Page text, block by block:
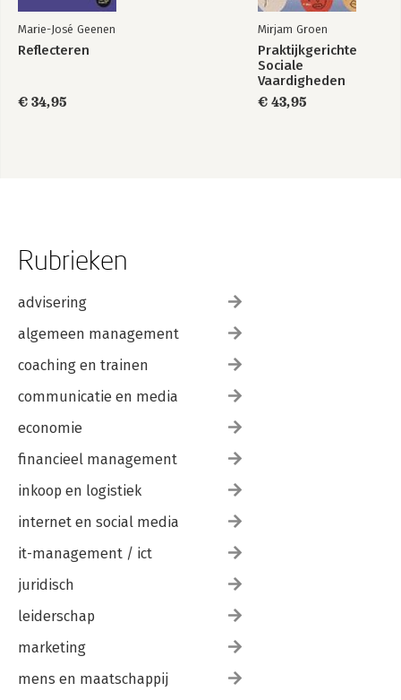
Marie-José Geenen
Reflecteren
€ 34,95
Mirjam Groen
Praktijkgerichte
Sociale
Vaardigheden
€ 43,95
Rubrieken
advisering
algemeen management
coaching en trainen
communicatie en media
economie
financieel management
inkoop en logistiek
internet en social media
it-management / ict
juridisch
leiderschap
marketing
mens en maatschappij